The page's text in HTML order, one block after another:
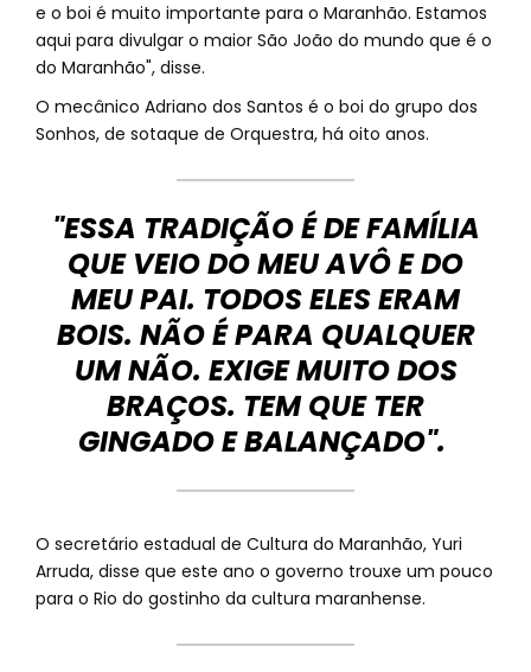
e o boi é muito importante para o Maranhão. Estamos
aqui para divulgar o maior São João do mundo que é o
do Maranhão", disse.
O mecânico Adriano dos Santos é o boi do grupo dos
Sonhos, de sotaque de Orquestra, há oito anos.
"ESSA TRADIÇÃO É DE FAMÍLIA
QUE VEIO DO MEU AVÔ E DO
MEU PAI. TODOS ELES ERAM
BOIS. NÃO É PARA QUALQUER
UM NÃO. EXIGE MUITO DOS
BRAÇOS. TEM QUE TER
GINGADO E BALANÇADO".
O secretário estadual de Cultura do Maranhão, Yuri
Arruda, disse que este ano o governo trouxe um pouco
para o Rio do gostinho da cultura maranhense.